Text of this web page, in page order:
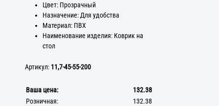
Цвет: Прозрачный
Назначение: Для удобства
Материал: ПВХ
Наименование изделия: Коврик на
стол
Артикул: 11,7-45-55-200
Ваша цена:
132.38
Розничная:
132.38